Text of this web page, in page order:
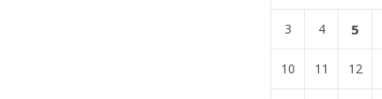
3 4 5
10 11 12